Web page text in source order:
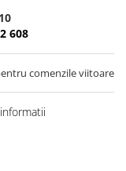
608
comenzile viitoare